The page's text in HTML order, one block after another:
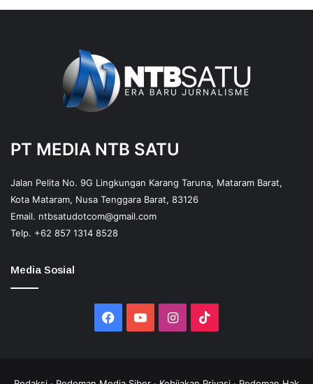
PT MEDIA NTB SATU
Jalan Pelita No. 9G Lingkungan Karang Taruna, Mataram Barat,
Kota Mataram, Nusa Tenggara Barat, 83126
Email. ntbsatudotcom@gmail.com
Telp. +62 857 1314 8528
Media Sosial
Facebook
YouTubeInstagram